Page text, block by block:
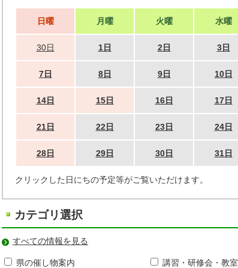
日曜 月曜 火曜 水曜
30日 1日 2日 3日
7日 8日 9日 10日
14日 15日 16日 17日
21日 22日 23日 24日
28日 29日 30日 31日
クリックした日にちの予定等がご覧いただけます。
カテゴリ選択
すべての情報を見る
県の催し物案内 講習・研修会・教室